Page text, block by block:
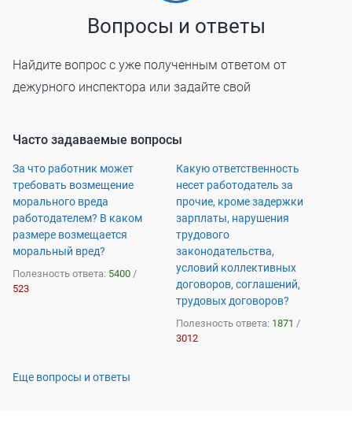
Вопросы и ответы
Найдите вопрос с уже полученным ответом от
дежурного инспектора или задайте свой
Часто задаваемые вопросы
За что работник может
требовать возмещение
морального вреда
работодателем? В каком
размере возмещается
моральный вред?
Полезность ответа: 5400 /
523
Какую ответственность
несет работодатель за
прочие, кроме задержки
зарплаты, нарушения
трудового
законодательства,
условий коллективных
договоров, соглашений,
трудовых договоров?
Полезность ответа: 1871 /
3012
Еще вопросы и ответы